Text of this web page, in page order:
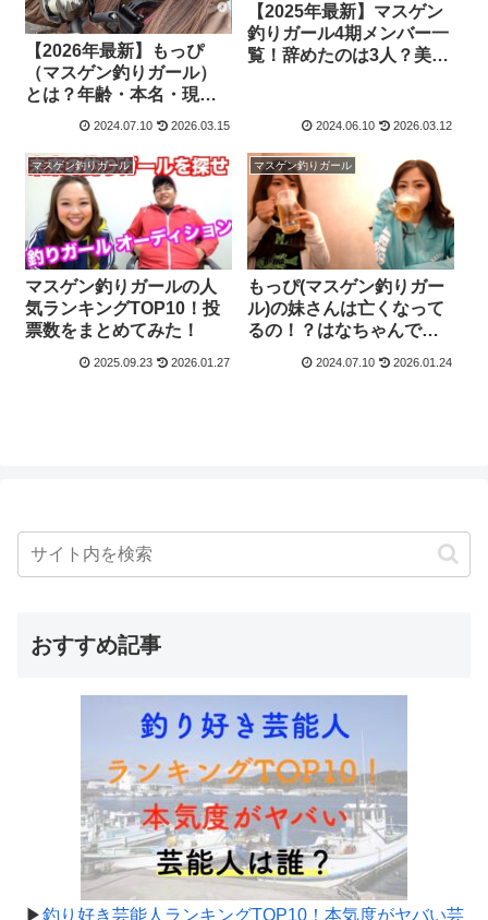
【2026年最新】もっぴ
（マスゲン釣りガール）
とは？年齢・本名・現在
の活動まとめ
2024.07.10 2026.03.15
【2025年最新】マスゲン
釣りガール4期メンバー一
覧！辞めたのは3人？美人
2024.06.10 2026.03.12
マスゲン釣りガール
マスゲン釣りガールの人
気ランキングTOP10！投
票数をまとめてみた！
2025.09.23 2026.01.27
マスゲン釣りガール
もっぴ(マスゲン釣りガー
ル)の妹さんは亡くなって
るの！？はなちゃんでは
なく？【家族構成】
2024.07.10 2026.01.24
おすすめ記事
▶釣り好き芸能人ランキングTOP10！本気度がヤバい芸